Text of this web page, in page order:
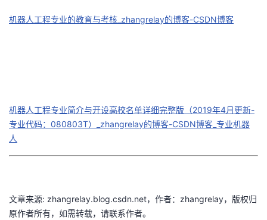
机器人工程专业的教育与考核_zhangrelay的博客-CSDN博客
机器人工程专业简介与开设高校名单详细完整版（2019年4月更新-
专业代码：080803T）_zhangrelay的博客-CSDN博客_专业机器
人
文章来源: zhangrelay.blog.csdn.net，作者：zhangrelay，版权归
原作者所有，如需转载，请联系作者。